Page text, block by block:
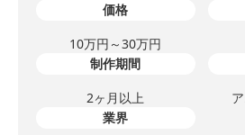
価格
10万円～30万円
制作期間
2ヶ月以上
業界